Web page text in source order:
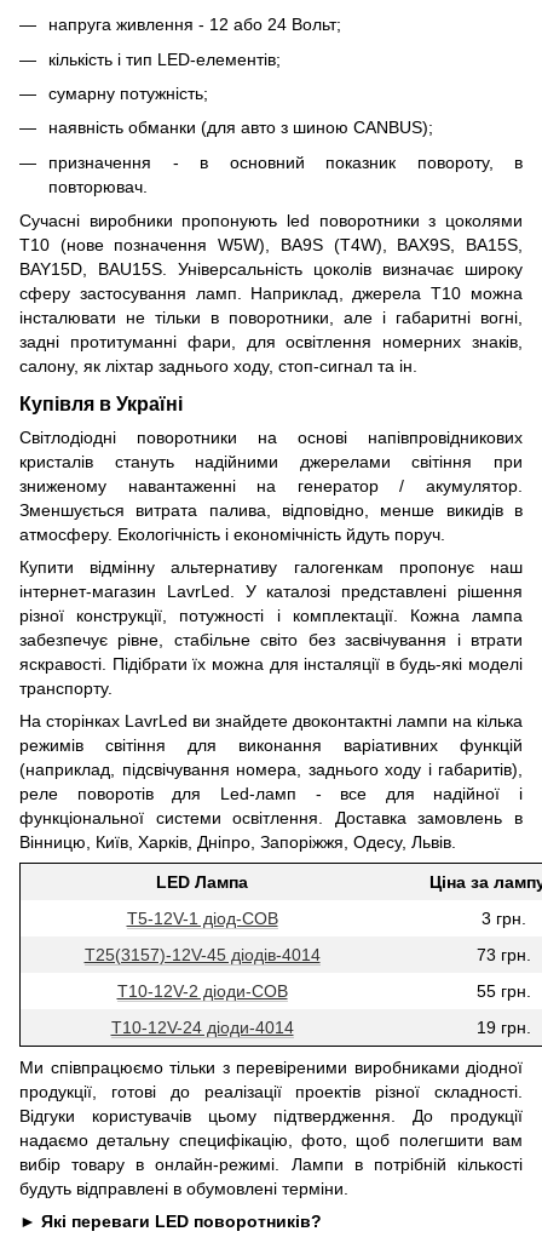
напруга живлення - 12 або 24 Вольт;
кількість і тип LED-елементів;
сумарну потужність;
наявність обманки (для авто з шиною CANBUS);
призначення - в основний показник повороту, в
повторювач.
Сучасні виробники пропонують led поворотники з цоколями
Т10 (нове позначення W5W), BA9S (T4W), BAX9S, BA15S,
BAY15D, BAU15S. Універсальність цоколів визначає широку
сферу застосування ламп. Наприклад, джерела Т10 можна
інсталювати не тільки в поворотники, але і габаритні вогні,
задні протитуманні фари, для освітлення номерних знаків,
салону, як ліхтар заднього ходу, стоп-сигнал та ін.
Купівля в Україні
Світлодіодні поворотники на основі напівпровідникових
кристалів стануть надійними джерелами світіння при
зниженому навантаженні на генератор / акумулятор.
Зменшується витрата палива, відповідно, менше викидів в
атмосферу. Екологічність і економічність йдуть поруч.
Купити відмінну альтернативу галогенкам пропонує наш
інтернет-магазин LavrLed. У каталозі представлені рішення
різної конструкції, потужності і комплектації. Кожна лампа
забезпечує рівне, стабільне світо без засвічування і втрати
яскравості. Підібрати їх можна для інсталяції в будь-які моделі
транспорту.
На сторінках LavrLed ви знайдете двоконтактні лампи на кілька
режимів світіння для виконання варіативних функцій
(наприклад, підсвічування номера, заднього ходу і габаритів),
реле поворотів для Led-ламп - все для надійної і
функціональної системи освітлення. Доставка замовлень в
Вінницю, Київ, Харків, Дніпро, Запоріжжя, Одесу, Львів.
LED Лампа
Ціна за
Т5-12V-1 діод-COB
3 грн.
Т25(3157)-12V-45 діодів-4014
73 грн.
T10-12V-2 діоди-СОВ
55 грн.
T10-12V-24 діоди-4014
19 грн.
Ми співпрацюємо тільки з перевіреними виробниками діодної
продукції, готові до реалізації проектів різної складності.
Відгуки користувачів цьому підтвердження. До продукції
надаємо детальну специфікацію, фото, щоб полегшити вам
вибір товару в онлайн-режимі. Лампи в потрібній кількості
будуть відправлені в обумовлені терміни.
► Які переваги LED поворотників?